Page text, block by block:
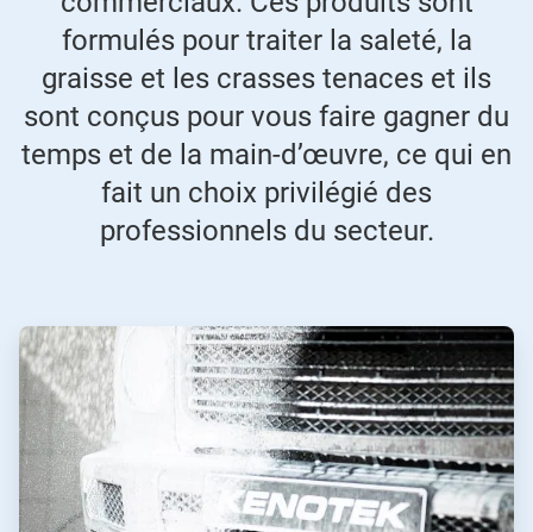
formulés pour traiter la saleté, la
graisse et les crasses tenaces et ils
sont conçus pour vous faire gagner du
temps et de la main-d’œuvre, ce qui en
fait un choix privilégié des
professionnels du secteur.
ArticleTile
1
de
2